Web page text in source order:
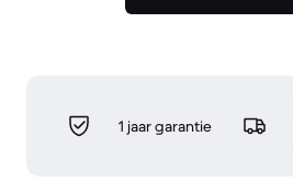
1 jaar garantie